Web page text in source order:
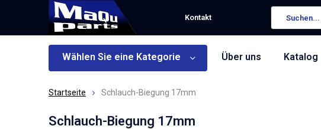
Kontakt
Wählen Sie eine Kategorie Über uns Katalog
Startseite Schlauch-Biegung 17mm
Schlauch-Biegung 17mm